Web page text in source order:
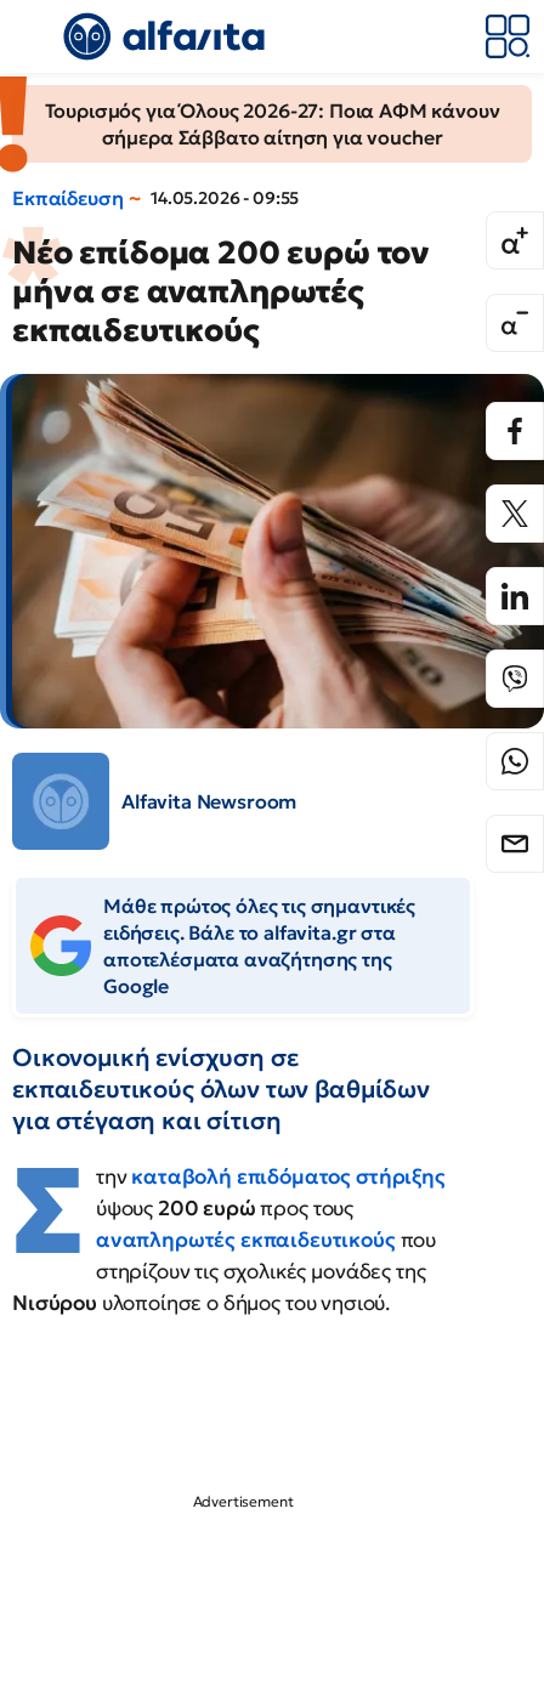
Τουρισμός για Όλους 2026-27: Ποια ΑΦΜ κάνουν
σήμερα Σάββατο αίτηση για voucher
Εκπαίδευση 14.05.2026 - 09:55
Νέο επίδομα 200 ευρώ τον
μήνα σε αναπληρωτές
εκπαιδευτικούς
Alfavita Newsroom
Μάθε πρώτος όλες τις σημαντικές
ειδήσεις. Βάλε το alfavita.gr στα
αποτελέσματα αναζήτησης της
Google
Οικονομική ενίσχυση σε
εκπαιδευτικούς όλων των βαθμίδων
για στέγαση και σίτιση
Σ τηνκαταβολή επιδόματος στήριξης
ύψους 200 ευρώπρος τους
αναπληρωτές εκπαιδευτικούςπου
στηρίζουν τις σχολικές μονάδες της
Νισύρου υλοποίησε ο δήμος του νησιού.